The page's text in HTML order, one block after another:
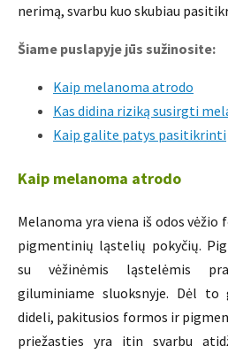
nerimą, svarbu kuo skubiau
Šiame puslapyje jūs sužinosite:
Kaip melanoma atrodo
Kas didina riziką susirgti
Kaip galite patys pasitikrinti
Kaip melanoma atrodo
Melanoma yra viena iš odos vėžio
pigmentinių ląstelių pokyčių.
su vėžinėmis ląstelėmis
giluminiame sluoksnyje. Dėl
dideli, pakitusios formos ir
priežasties yra itin svarbu